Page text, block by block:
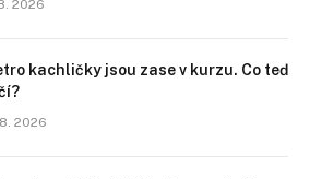
2026
kachličky jsou zase v kurzu. Co teď
2026